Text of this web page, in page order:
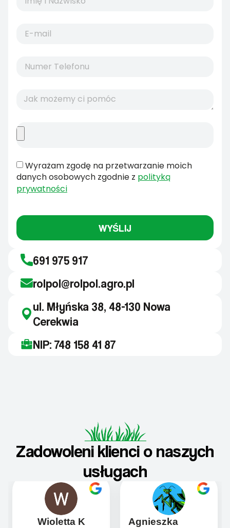
Wyrażam zgodę na przetwarzanie moich
danych osobowych zgodnie z polityką
prywatności
WYŚLIJ
691 975 917
rolpol@rolpol.agro.pl
ul. Młyńska 38, 48-130 Nowa
Cerekwia
NIP: 748 158 41 87
Zadowoleni klienci o naszych
usługach
Wioletta K
Agnieszka